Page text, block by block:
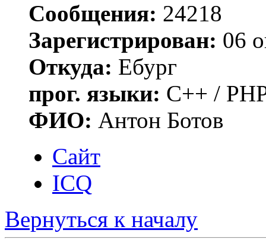
Сообщения: 24218
Зарегистрирован: 06
Откуда: Ебург
прог. языки: C++ /
ФИО: Антон Ботов
Сайт
ICQ
Вернуться к началу